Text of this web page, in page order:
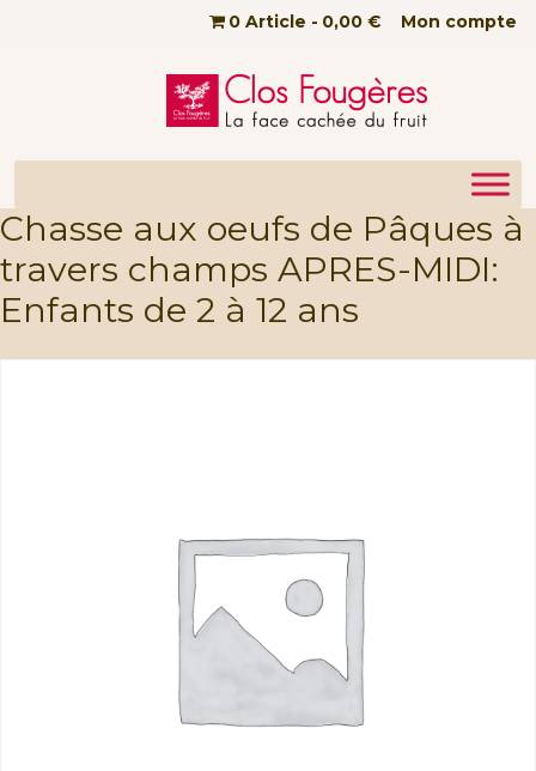
Passer au contenu principal Mon compte
0 Article 0,00 €
Chasse aux oeufs de Pâques à
travers champs APRES-MIDI:
Enfants de 2 à 12 ans